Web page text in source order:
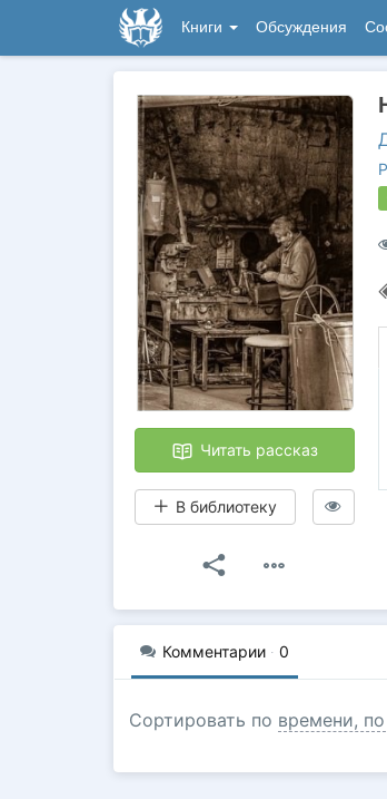
Книги Обсуждения
Читать рассказ
В библиотеку
Комментарии · 0
Сортировать по времени,